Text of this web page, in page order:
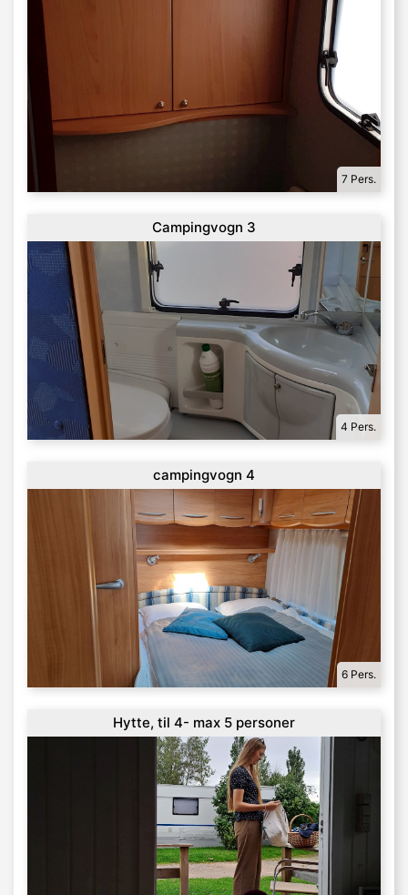
7 Pers.
Campingvogn 3
4 Pers.
campingvogn 4
6 Pers.
Hytte, til 4- max 5 personer